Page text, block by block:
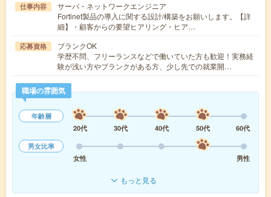
仕事内容
サーバ・ネットワークエンジニア
Fortinet製品の導入に関する設計/構築をお願いします。【詳
細】・顧客からの要望ヒアリング・ヒア…
応募資格
ブランクOK
学歴不問、フリーランスなどで働いていた方も歓迎！実務経
験が浅い方やブランクがある方、少し先での就業開…
職場の雰囲気
年齢層
20代
30代 40代 50代
60代
男女比率
女性
男性
もっと見る